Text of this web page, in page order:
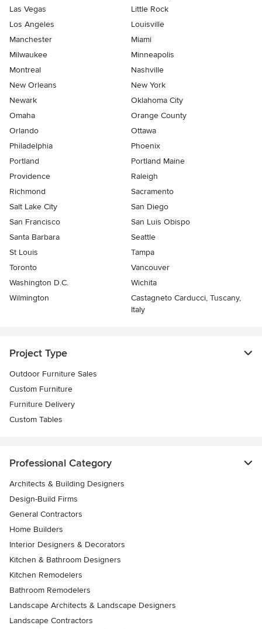
Las Vegas
Little Rock
Los Angeles
Louisville
Manchester
Miami
Milwaukee
Minneapolis
Montreal
Nashville
New Orleans
New York
Newark
Oklahoma City
Omaha
Orange County
Orlando
Ottawa
Philadelphia
Phoenix
Portland
Portland Maine
Providence
Raleigh
Richmond
Sacramento
Salt Lake City
San Diego
San Francisco
San Luis Obispo
Santa Barbara
Seattle
St Louis
Tampa
Toronto
Vancouver
Washington D.C.
Wichita
Wilmington
Castagneto Carducci, Tuscany,
Italy
Project Type
Outdoor Furniture Sales
Custom Furniture
Furniture Delivery
Custom Tables
Professional Category
Architects & Building Designers
Design-Build Firms
General Contractors
Home Builders
Interior Designers & Decorators
Kitchen & Bathroom Designers
Kitchen Remodelers
Bathroom Remodelers
Landscape Architects & Landscape Designers
Landscape Contractors